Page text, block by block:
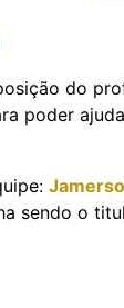
do
poder
sendo o